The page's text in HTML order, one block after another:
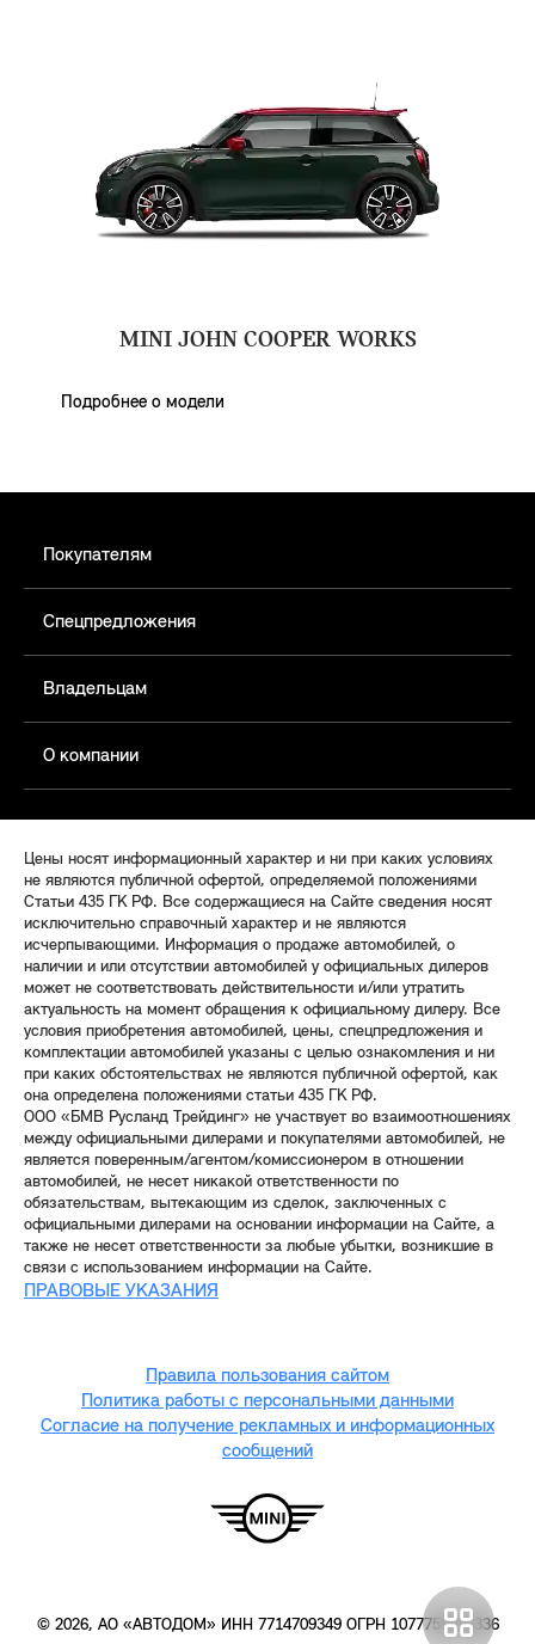
MINI JOHN COOPER WORKS
Подробнее о модели
Покупателям
Спецпредложения
Владельцам
О компании
Цены носят информационный характер и ни при каких условиях
не являются публичной офертой, определяемой положениями
Статьи 435 ГК РФ. Все содержащиеся на Сайте сведения носят
исключительно справочный характер и не являются
исчерпывающими. Информация о продаже автомобилей, о
наличии и или отсутствии автомобилей у официальных дилеров
может не соответствовать действительности и/или утратить
актуальность на момент обращения к официальному дилеру. Все
условия приобретения автомобилей, цены, спецпредложения и
комплектации автомобилей указаны с целью ознакомления и ни
при каких обстоятельствах не являются публичной офертой, как
она определена положениями статьи 435 ГК РФ.
ООО «БМВ Русланд Трейдинг» не участвует во взаимоотношениях
между официальными дилерами и покупателями автомобилей, не
является поверенным/агентом/комиссионером в отношении
автомобилей, не несет никакой ответственности по
обязательствам, вытекающим из сделок, заключенных с
официальными дилерами на основании информации на Сайте, а
также не несет ответственности за любые убытки, возникшие в
связи с использованием информации на Сайте.
ПРАВОВЫЕ УКАЗАНИЯ
© 2026, АО «АВТОДОМ» ИНН 7714709349 ОГРН 1077759436336
Правила пользования сайтом
Политика работы с персональными данными
Согласие на получение рекламных и информационных
сообщений